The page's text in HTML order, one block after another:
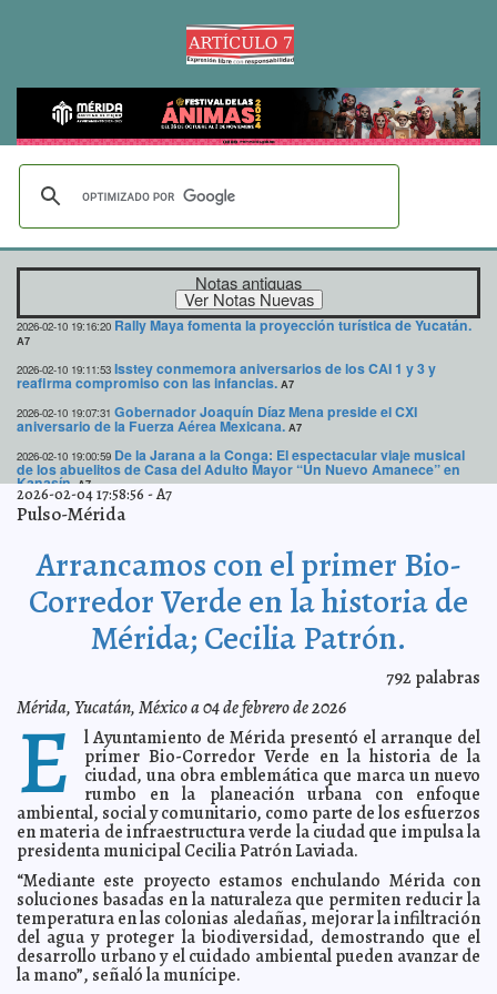
Notas antiguas
2026-02-10 19:16:20 Rally Maya fomenta la proyección turística de Yucatán.
A7
2026-02-10 19:11:53 Isstey conmemora aniversarios de los CAI 1 y 3 y
reafirma compromiso con las infancias. A7
2026-02-10 19:07:31 Gobernador Joaquín Díaz Mena preside el CXI
aniversario de la Fuerza Aérea Mexicana. A7
2026-02-10 19:00:59 De la Jarana a la Conga: El espectacular viaje musical
de los abuelitos de Casa del Adulto Mayor “Un Nuevo Amanece” en
Kanasín. A7
2026-02-09 21:41:07 Umán fortalece su capacidad de respuesta ante
emergencias con más equipo para Protección Civil.
2026-02-09 21:37:33 Cecilia Patrón recibe visita del embajador de Alemania.
2026-02-09 21:33:28 Indemaya recibe más de 150 actas de doble
nacionalidad con CURP para migrantes yucatecos en Estados Unidos.
2026-02-09 21:29:11 Reconoce SSY vocación y compromiso del gremio
2026-02-09 17:23:15 Gobierno del Estado conmemora mes del Ejército y de
la Fuerza Aérea Mexicana. A7
2026-02-09 17:16:16 Vamos por 30 mil luminarias modernizadas en este
2026: Cecilia Patrón. A7
2026-02-09 17:10:43 Kanasín, se reporta listo para el Carnaval "Elementalia"
2026.
2026-02-08 13:53:25 Fernando de la Mora destaca la cultura de paz desde la
diplomacia mexicana
2026-02-08 13:39:37 Entrega Cecilia Patrón calles repavimentadas en el
poniente de Mérida A7
2026-02-07 20:19:49 Gobierno Estatal y Federal impulsan el rescate del
tejido de jipijapa y fortalecen el desarrollo artesanal en Halachó. A7
2026-02-07 20:12:56 Gobierno del Estado no baja la guardia ante el gusano
barrenador. A7
2026-02-04 17:58:56 -A7
Pulso-Mérida
Arrancamos con el primer Bio-
Corredor Verde en la historia de
Mérida; Cecilia Patrón.
792 palabras
Mérida, Yucatán, México a 04 de febrero de 2026
E l Ayuntamiento de Mérida presentó el arranque del
primer Bio-Corredor Verde en la historia de la
ciudad, una obra emblemática que marca un nuevo
rumbo en la planeación urbana con enfoque
ambiental, social y comunitario, como parte de los esfuerzos
en materia de infraestructura verde la ciudad que impulsa la
presidenta municipal Cecilia Patrón Laviada.
“Mediante este proyecto estamos enchulando Mérida con
soluciones basadas en la naturaleza que permiten reducir la
temperatura en las colonias aledañas, mejorar la infiltración
del agua y proteger la biodiversidad, demostrando que el
desarrollo urbano y el cuidado ambiental pueden avanzar de
la mano”, señaló la munícipe.